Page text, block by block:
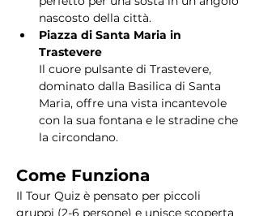
nascosto della città.
Piazza di Santa Maria in
Trastevere
Il cuore pulsante di Trastevere,
dominato dalla Basilica di Santa
Maria, offre una vista incantevole
con la sua fontana e le stradine che
la circondano.
Come Funziona
Il Tour Quiz è pensato per piccoli